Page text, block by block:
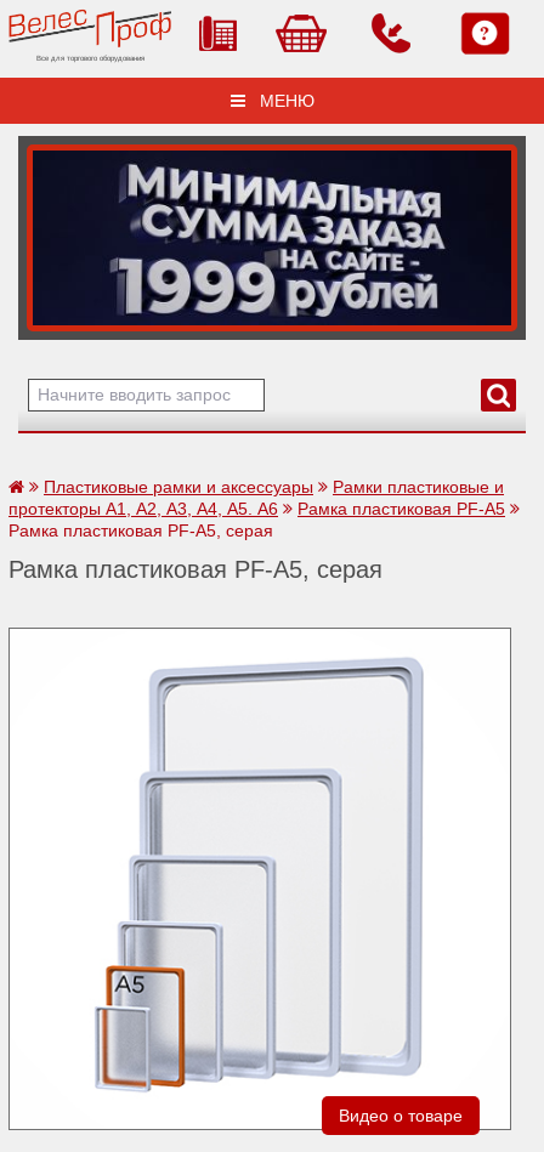
Все для торгового оборудования
МЕНЮ
Пластиковые рамки и аксессуары
Рамки пластиковые и
протекторы А1, А2, А3, А4, А5. А6
Рамка пластиковая PF-А5
Рамка пластиковая PF-А5, серая
Рамка пластиковая PF-А5, серая
Видео о товаре